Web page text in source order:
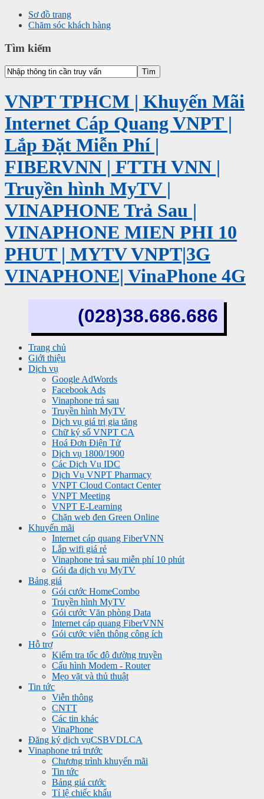
Sơ đồ trang
Chăm sóc khách hàng
Tìm kiếm
VNPT TPHCM | Khuyến Mãi
Internet Cáp Quang VNPT |
Lắp Đặt Miễn Phí |
FIBERVNN | FTTH VNN |
Truyền hình MyTV |
VINAPHONE Trả Sau |
VINAPHONE MIEN PHI 10
PHUT | MYTV VNPT|3G
VINAPHONE| VinaPhone 4G
(028)38.686.686
Trang chủ
Giới thiệu
Dịch vụ
Google AdWords
Facebook Ads
Vinaphone trả sau
Truyền hình MyTV
Dịch vụ giá trị gia tăng
Chữ ký số VNPT CA
Hoá Đơn Điện Tử
Dịch vụ 1800/1900
Các Dịch Vụ IDC
Dịch Vụ VNPT Pharmacy
VNPT Cloud Contact Center
VNPT Meeting
VNPT E-Learning
Chặn web đen Green Online
Khuyến mãi
Internet cáp quang FiberVNN
Lắp wifi giá rẻ
Vinaphone trả sau miễn phí 10 phút
Gói đa dịch vụ MyTV
Bảng giá
Gói cước HomeCombo
Truyền hình MyTV
Gói cước Văn phòng Data
Internet cáp quang FiberVNN
Gói cước viễn thông công ích
Hỗ trợ
Kiểm tra tốc độ đường truyền
Cấu hình Modem - Router
Mẹo vặt và thủ thuật
Tin tức
Viễn thông
CNTT
Các tin khác
VinaPhone
Đăng ký dịch vụCSBVDLCA
Vinaphone trả trước
Chương trình khuyến mãi
Tin tức
Bảng giá cước
Tỉ lệ chiếc khấu